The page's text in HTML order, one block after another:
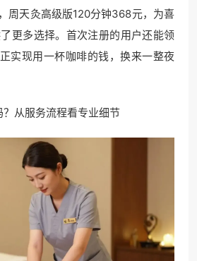
周天灸高级版120分钟368元，为喜
更多选择。首次注册的用户还能领
实现用一杯咖啡的钱，换来一整夜
？从服务流程看专业细节